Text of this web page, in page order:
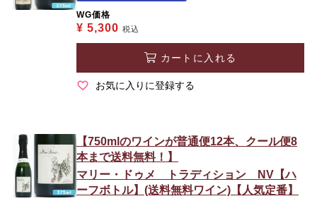
WG価格
¥ 5,300 税込
カートに入れる
お気に入りに登録する
【750mlのワインが普通便12本、クール便8
本まで送料無料！】
マリー・ドゥメ トラディション NV【ハ
ーフボトル】(送料無料ワイン)【人気定番】